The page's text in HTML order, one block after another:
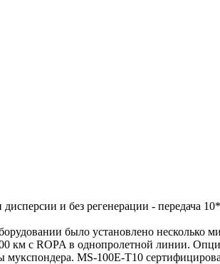
и без регенерации - передача
было установлено несколько
км c ROPA в однопролетной линии.
мукспондера. MS-100E-T10